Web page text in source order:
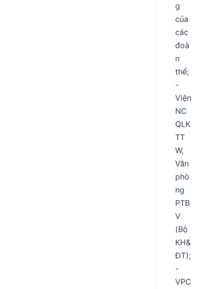
g
của
các
đoà
n
thể;
-
Viện
NC
QLK
TT
W,
Văn
phò
ng
PTB
V
(Bộ
KH&
ĐT);
-
VPC